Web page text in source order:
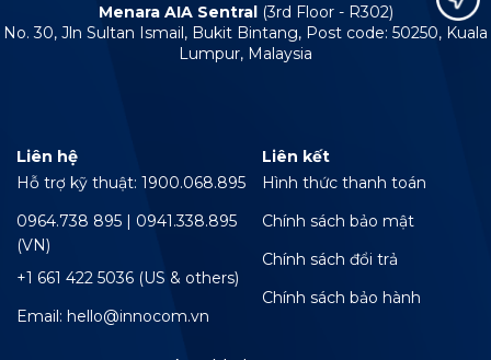
Menara AIA Sentral (3rd Floor - R302)
No. 30, Jln Sultan Ismail, Bukit Bintang, Post code: 50250, Kuala
Lumpur, Malaysia
Liên hệ
Hỗ trợ kỹ thuật: 1900.068.895
0964.738 895 | 0941.338.895
(VN)
+1 661 422 5036 (US & others)
Email: hello@innocom.vn
Liên kết
Hình thức thanh toán
Chính sách bảo mật
Chính sách đổi trả
Chính sách bảo hành